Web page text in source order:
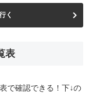
く
表
で確認できる！下↓の